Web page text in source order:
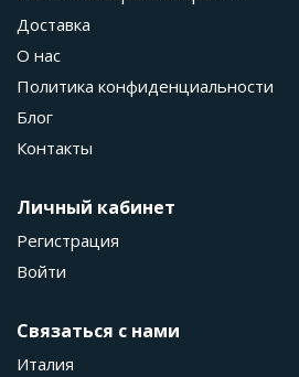
Доставка
О нас
Политика конфиденциальности
Блог
Контакты
Личный кабинет
Регистрация
Войти
Связаться с нами
Италия